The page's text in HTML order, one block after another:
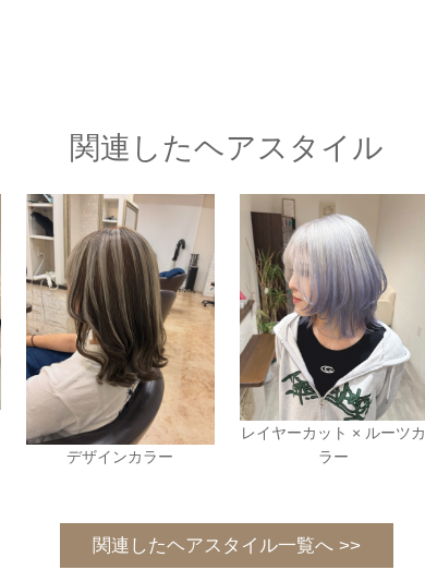
関連したヘアスタイル
デザインカラー
レイヤーカット × ルーツカ
ラー
関連したヘアスタイル一覧へ >>